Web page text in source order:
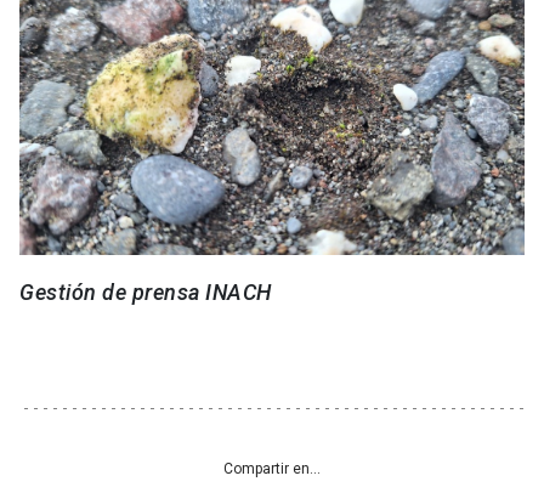
Gestión de prensa INACH
Compartir en...